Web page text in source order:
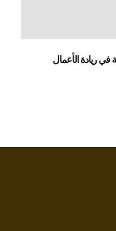
في ريادة الأعمال